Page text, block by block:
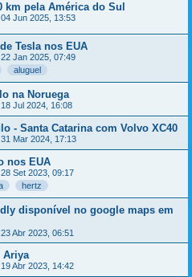
km pela América do Sul
04 Jun 2025, 13:53
Tesla nos EUA
22 Jan 2025, 07:49
aluguel
na Noruega
18 Jul 2024, 16:08
- Santa Catarina com Volvo XC40
31 Mar 2024, 17:13
nos EUA
28 Set 2023, 09:17
hertz
disponível no google maps em
23 Abr 2023, 06:51
Ariya
19 Abr 2023, 14:42